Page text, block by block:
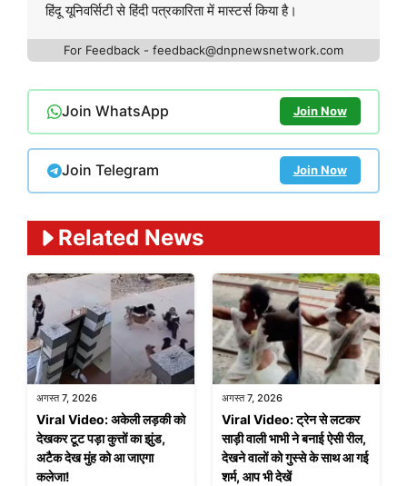
हिंदू यूनिवर्सिटी से हिंदी पत्रकारिता में मास्टर्स किया है।
For Feedback - feedback@dnpnewsnetwork.com
Join WhatsApp Join Now
Join Telegram Join Now
Related News
अगस्त 7, 2026
Viral Video: अकेली लड़की को
देखकर टूट पड़ा कुत्तों का झुंड,
अटैक देख मुंह को आ जाएगा
कलेजा!
अगस्त 7, 2026
Viral Video: ट्रेन से लटकर
साड़ी वाली भाभी ने बनाई ऐसी रील,
देखने वालों को गुस्से के साथ आ गई
शर्म, आप भी देखें